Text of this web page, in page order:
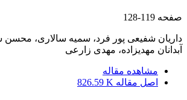
صفحه 119-128
داریان شفیعی پور فرد، سمیه سالاری،
آبدانان مهدیزاده، مهدی زارعی
مشاهده مقاله
اصل مقاله 826.59 K